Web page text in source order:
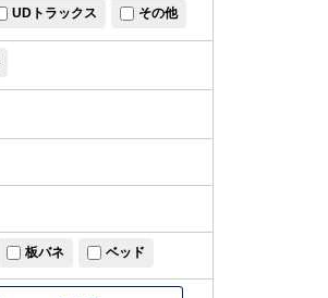
UDトラックス その他
板バネ ベッド